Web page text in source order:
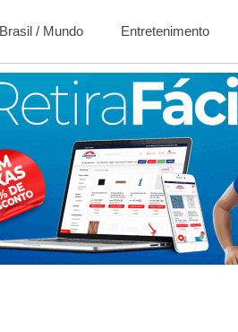
Brasil / Mundo Entretenimento